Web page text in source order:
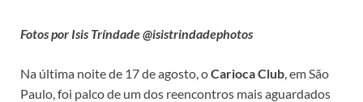
Fotos por Isis Tríndade @isistrindadephotos
Na última noite de 17 de agosto, oCarioca Club , em São
Paulo, foi palco de um dos reencontros mais aguardados